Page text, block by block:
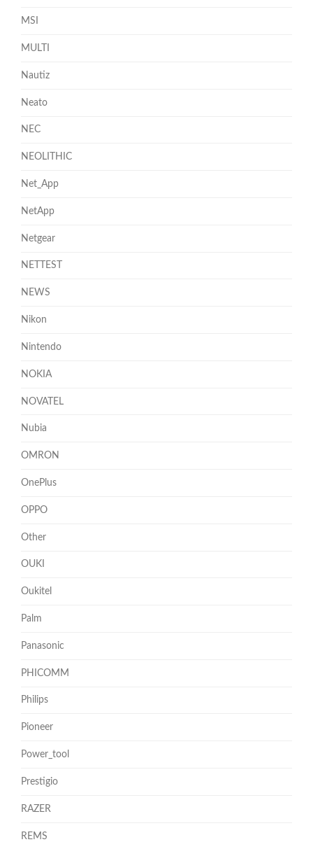
MSI
MULTI
Nautiz
Neato
NEC
NEOLITHIC
Net_App
NetApp
Netgear
NETTEST
NEWS
Nikon
Nintendo
NOKIA
NOVATEL
Nubia
OMRON
OnePlus
OPPO
Other
OUKI
Oukitel
Palm
Panasonic
PHICOMM
Philips
Pioneer
Power_tool
Prestigio
RAZER
REMS